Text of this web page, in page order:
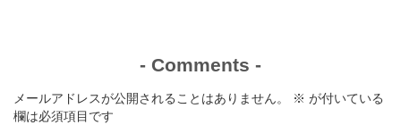
- Comments -
メールアドレスが公開されることはありません。 ※ が付いている
欄は必須項目です